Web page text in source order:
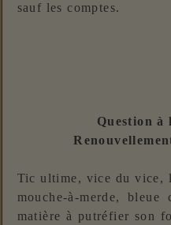
sauf les comptes.
Question
Tic ultime, vice du vice,
mouche-à-merde,
matière à putréfier son